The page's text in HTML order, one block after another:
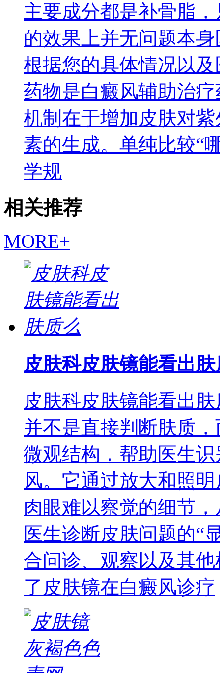
主要成分都是补骨脂
的效果上并无问题本
根据您的具体情况以
药物是白癜风辅助治
机制在于增加皮肤对
素的生成。单纯比较“
学规
相关推荐
MORE+
皮肤科皮肤镜能看出
皮肤科皮肤镜能看出
并不是直接判断肤质
微观结构，帮助医生
风。它通过放大和照
肉眼难以察觉的细节
医生诊断皮肤问题的“
合问诊、观察以及其
了皮肤镜在白癜风诊疗